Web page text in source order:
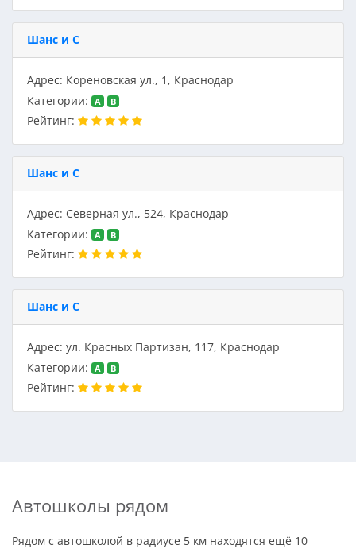
Шанс и С
Адрес: Кореновская ул., 1, Краснодар
Категории:
A B
Рейтинг:
Шанс и С
Адрес: Северная ул., 524, Краснодар
Категории:
A B
Рейтинг:
Шанс и С
Адрес: ул. Красных Партизан, 117, Краснодар
Категории:
A B
Рейтинг:
Автошколы рядом
Рядом с автошколой в радиусе 5 км находятся ещё 10